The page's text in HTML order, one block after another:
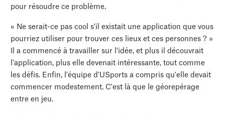
pour résoudre ce problème.
« Ne serait-ce pas cool s'il existait une application que vous
pourriez utiliser pour trouver ces lieux et ces personnes ? »
Il a commencé à travailler sur l'idée, et plus il découvrait
l'application, plus elle devenait intéressante, tout comme
les défis. Enfin, l'équipe d'USports a compris qu'elle devait
commencer modestement. C'est là que le géorepérage
entre en jeu.